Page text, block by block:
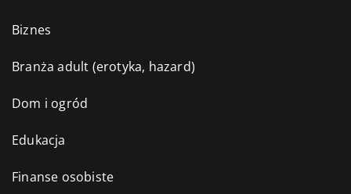
Biznes
Branża adult (erotyka, hazard)
Dom i ogród
Edukacja
Finanse osobiste